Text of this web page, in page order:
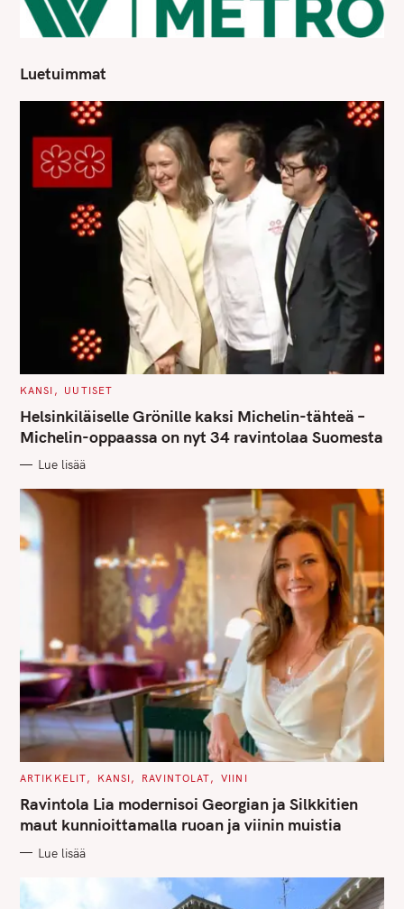
Luetuimmat
C
T
E
G
O
I
S
KANSI UUTISET
Helsinkiläiselle Grönille kaksi Michelin-tähteä –
Michelin-oppaassa on nyt 34 ravintolaa Suomesta
Lue lisää
C
T
E
G
O
I
ARTIKKELIT KANSI RAVINTOLAT VIINI
Ravintola Lia modernisoi Georgian ja Silkkitien
maut kunnioittamalla ruoan ja viinin muistia
Lue lisää